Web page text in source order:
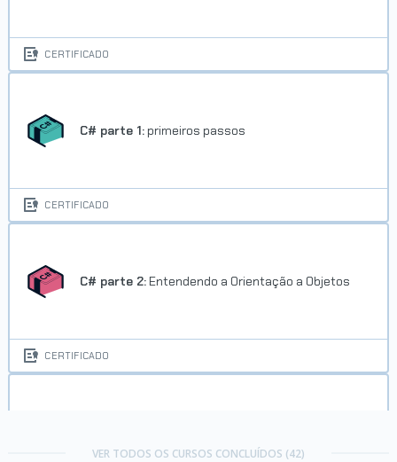
CERTIFICADO
C# parte 1: primeiros passos
CERTIFICADO
C# parte 2: Entendendo a Orientação a Objetos
CERTIFICADO
VER TODOS OS CURSOS CONCLUÍDOS (42)